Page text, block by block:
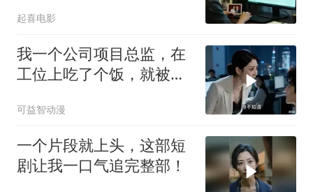
起喜电影
我一个公司项目总监，在
工位上吃了个饭，就被新
可益智动漫
一个片段就上头，这部短
剧让我一口气追完整部！